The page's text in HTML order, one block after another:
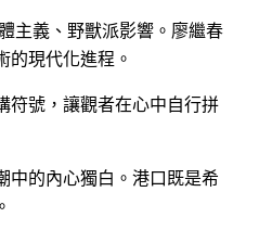
主義、野獸派影響。廖繼春
現代化進程。
符號，讓觀者在心中自行拼
中的內心獨白。港口既是希